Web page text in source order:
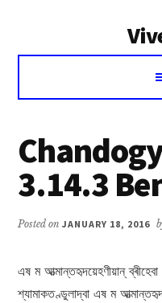
Voice
Vivekananda
3.14.3
Posted onJANUARY 18, 2016
এষ ম আত্মান্তহৃদয়েহণীয়ান্ ব্ৰীহেবা
শ্যামাকতণ্ডুলাদ্বা এষ ম